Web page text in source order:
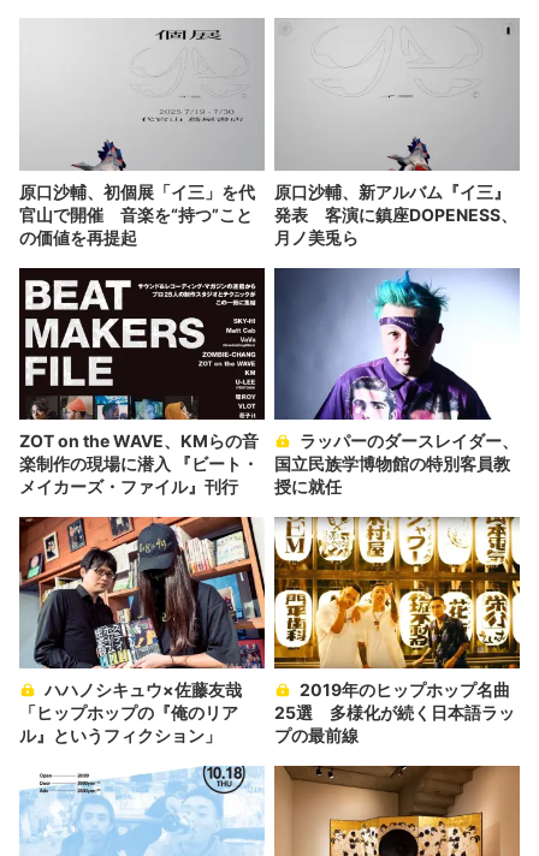
原口沙輔、初個展「イ三」を代
官山で開催 音楽を“持つ”こと
の価値を再提起
原口沙輔、新アルバム『イ三』
発表 客演に鎮座DOPENESS、
月ノ美兎ら
ZOT on the WAVE、KMらの音
楽制作の現場に潜入 『ビート・
メイカーズ・ファイル』刊行
国立民族学博物館の特別客員教
授に就任
ハハノシキュウ×佐藤友哉
「ヒップホップの『俺のリア
ル』というフィクション」
25選 多様化が続く日本語ラッ
プの最前線